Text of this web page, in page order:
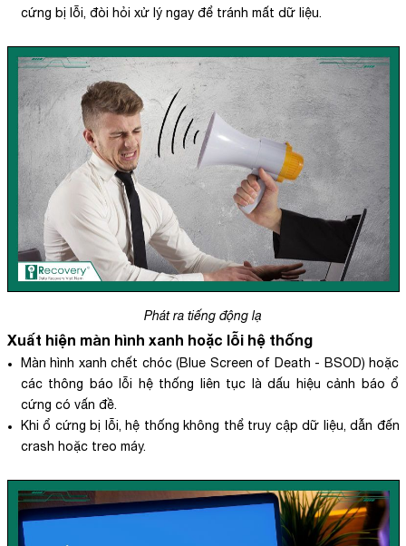
cứng bị lỗi, đòi hỏi xử lý ngay để tránh mất dữ liệu.
Phát ra tiếng động lạ
Xuất hiện màn hình xanh hoặc lỗi hệ thống
Màn hình xanh chết chóc (Blue Screen of Death - BSOD) hoặc
các thông báo lỗi hệ thống liên tục là dấu hiệu cảnh báo ổ
cứng có vấn đề.
Khi ổ cứng bị lỗi, hệ thống không thể truy cập dữ liệu, dẫn đến
crash hoặc treo máy.